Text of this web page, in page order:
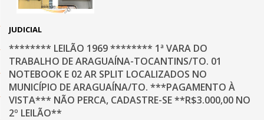
JUDICIAL
******** LEILÃO 1969 ******** 1ª VARA DO
TRABALHO DE ARAGUAÍNA-TOCANTINS/TO. 01
NOTEBOOK E 02 AR SPLIT LOCALIZADOS NO
MUNICÍPIO DE ARAGUAÍNA/TO. ***PAGAMENTO À
VISTA*** NÃO PERCA, CADASTRE-SE **R$3.000,00 NO
2º LEILÃO**